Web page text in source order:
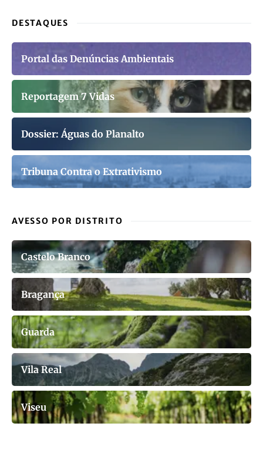
DESTAQUES
Portal das Denúncias Ambientais
Reportagem 7 Vidas
Dossier: Águas do Planalto
Tribuna Contra o Extrativismo
AVESSO POR DISTRITO
Castelo Branco
Bragança
Guarda
Vila Real
Viseu